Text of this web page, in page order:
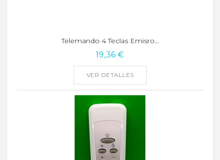
Telemando 4 Teclas Emisro...
19,36 €
VER DETALLES